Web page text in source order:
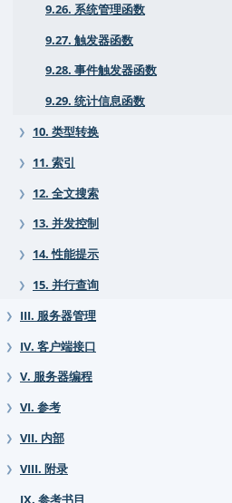
9.26. 系统管理函数
9.27. 触发器函数
9.28. 事件触发器函数
9.29. 统计信息函数
❯ 10. 类型转换
❯ 11. 索引
❯ 12. 全文搜索
❯ 13. 并发控制
❯ 14. 性能提示
❯ 15. 并行查询
❯ III. 服务器管理
❯ IV. 客户端接口
❯ V. 服务器编程
❯ VI. 参考
❯ VII. 内部
❯
VIII. 附录
IX. 参考书目